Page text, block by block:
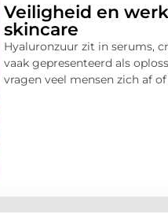
Veiligheid en
skincare
Hyaluronzuur zit in serums,
vaak gepresenteerd als
vragen veel mensen zich af